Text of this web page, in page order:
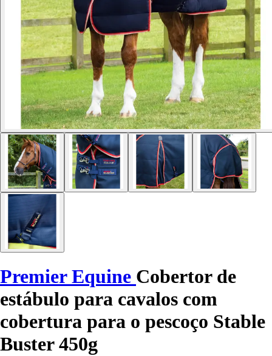
Premier Equine Cobertor de
estábulo para cavalos com
cobertura para o pescoço Stable
Buster 450g